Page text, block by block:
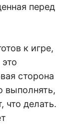
перед
к игре,
сторона
выполнять,
что делать.